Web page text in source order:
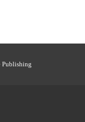
Publishing